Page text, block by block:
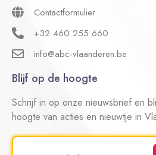
Contactformulier
+32 460 255 660
info@abc-vlaanderen.be
Blijf op de hoogte
Schrijf in op onze nieuwsbrief en
hoogte van acties en nieuwtje in